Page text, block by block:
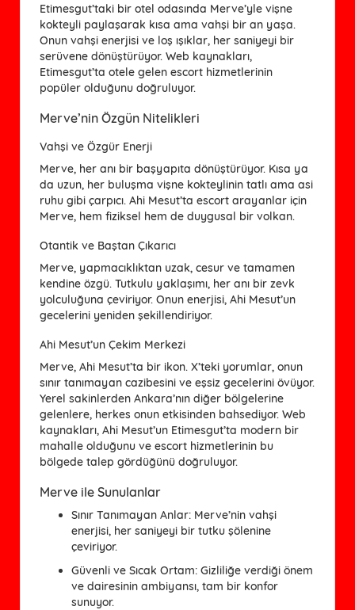
Etimesgut’taki bir otel odasında Merve’yle vişne
kokteyli paylaşarak kısa ama vahşi bir an yaşa.
Onun vahşi enerjisi ve loş ışıklar, her saniyeyi bir
serüvene dönüştürüyor. Web kaynakları,
Etimesgut’ta otele gelen escort hizmetlerinin
popüler olduğunu doğruluyor.
Merve’nin Özgün Nitelikleri
Vahşi ve Özgür Enerji
Merve, her anı bir başyapıta dönüştürüyor. Kısa ya
da uzun, her buluşma vişne kokteylinin tatlı ama asi
ruhu gibi çarpıcı. Ahi Mesut’ta escort arayanlar için
Merve, hem fiziksel hem de duygusal bir volkan.
Otantik ve Baştan Çıkarıcı
Merve, yapmacıklıktan uzak, cesur ve tamamen
kendine özgü. Tutkulu yaklaşımı, her anı bir zevk
yolculuğuna çeviriyor. Onun enerjisi, Ahi Mesut’un
gecelerini yeniden şekillendiriyor.
Ahi Mesut’un Çekim Merkezi
Merve, Ahi Mesut’ta bir ikon. X’teki yorumlar, onun
sınır tanımayan cazibesini ve eşsiz gecelerini övüyor.
Yerel sakinlerden Ankara’nın diğer bölgelerine
gelenlere, herkes onun etkisinden bahsediyor. Web
kaynakları, Ahi Mesut’un Etimesgut’ta modern bir
mahalle olduğunu ve escort hizmetlerinin bu
bölgede talep gördüğünü doğruluyor.
Merve ile Sunulanlar
Sınır Tanımayan Anlar: Merve’nin vahşi
enerjisi, her saniyeyi bir tutku şölenine
çeviriyor.
Güvenli ve Sıcak Ortam: Gizliliğe verdiği önem
ve dairesinin ambiyansı, tam bir konfor
sunuyor.